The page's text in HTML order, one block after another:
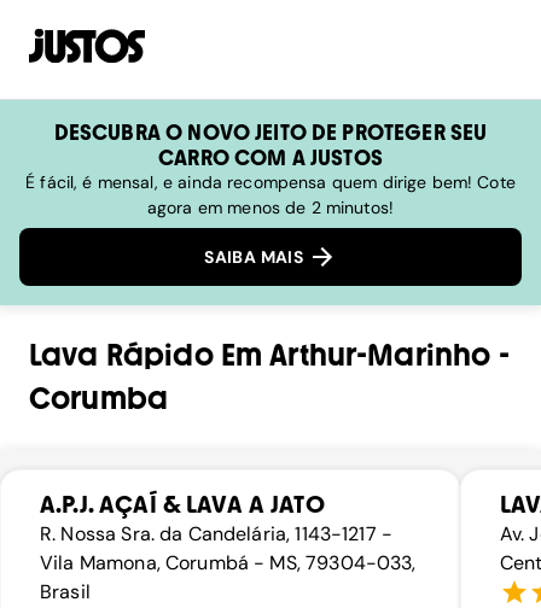
DESCUBRA O NOVO JEITO DE PROTEGER SEU
CARRO COM A JUSTOS
É fácil, é mensal, e ainda recompensa quem dirige bem! Cote
agora em menos de 2 minutos!
SAIBA MAIS
Lava RápidoEmArthur-Marinho -
Corumba
A.P.J. AÇAÍ & LAVA A JATO
R. Nossa Sra. da Candelária, 1143-1217 -
Vila Mamona, Corumbá - MS, 79304-033,
Brasil
Av.